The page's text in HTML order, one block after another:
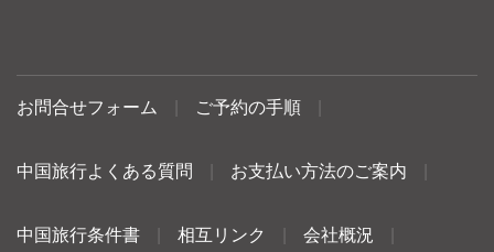
お問合せフォーム ご予約の手順
中国旅行よくある質問 お支払い方法のご案内
中国旅行条件書 相互リンク 会社概況